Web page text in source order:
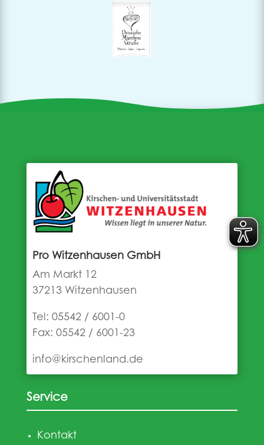
Pro Witzenhausen GmbH
Am Markt 12
37213 Witzenhausen
Tel: 05542 / 6001-0
Fax: 05542 / 6001-23
info@kirschenland.de
Service
Kontakt